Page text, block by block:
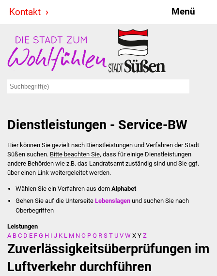
Kontakt Menü
Stadt & Politik
Bürgermeister
Ausschüsse
Ratsinformationssystem
Jugendbeirat
Summerrockfestival
Stadtverwaltung
Ansprechpartner
Dienstleistungen - Service-BW
Hier können Sie gezielt nach Dienstleistungen und Verfahren der Stadt
Süßen suchen. Bitte beachten Sie, dass für einige Dienstleistungen
andere Behörden wie z.B. das Landratsamt zuständig sind und Sie ggf.
über einen Link weitergeleitet werden.
Wählen Sie ein Verfahren aus dem Alphabet
Gehen Sie auf die UnterseiteLebenslagen und suchen Sie nach
Oberbegriffen
Leistungen
A B C D E F G H I J K L M N O P Q R S T U V W X Y Z
Zuverlässigkeitsüberprüfungen im
Luftverkehr durchführen